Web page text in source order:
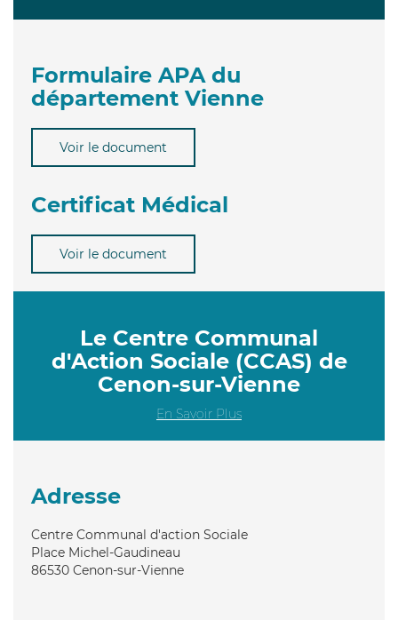
Formulaire APA du
département Vienne
Voir le document
Certificat Médical
Voir le document
Le Centre Communal
d'Action Sociale (CCAS) de
Cenon-sur-Vienne
En Savoir Plus
Adresse
Centre Communal d'action Sociale
Place Michel-Gaudineau
86530 Cenon-sur-Vienne